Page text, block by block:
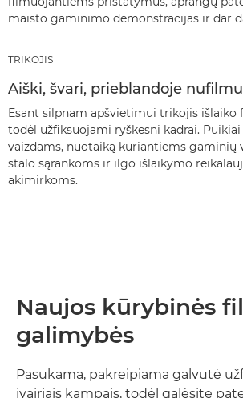
maisto gaminimo demonstracijas ir dar
TRIKOJIS
Aiški, švari, prieblandoje
Esant silpnam apšvietimui trikojis išlaiko
todėl užfiksuojami ryškesni kadrai.
vaizdams, nuotaiką kuriantiems gaminių
stalo sąrankoms ir ilgo išlaikymo
akimirkoms.
Naujos kūrybinės
galimybės
Pasukama, pakreipiama galvutė
įvairiais kampais, todėl galėsite